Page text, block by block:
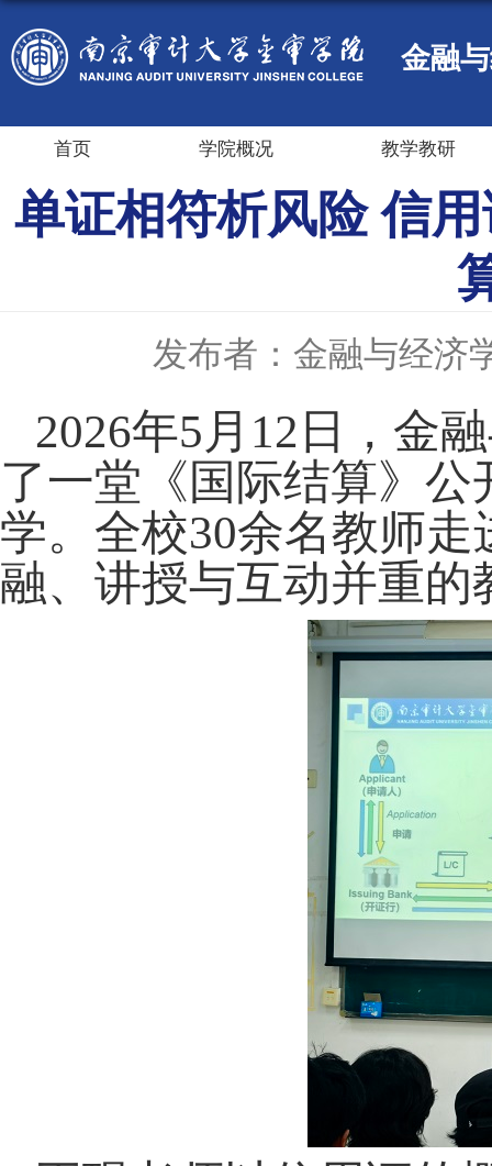
金融
首页 学院概况 教学教研
单证相符析风险 信
发布者：金融与经济
2026年5 月 12 日，金
了一堂《国际结算》公
学。全校30余名教师走
融、讲授与互动并重的